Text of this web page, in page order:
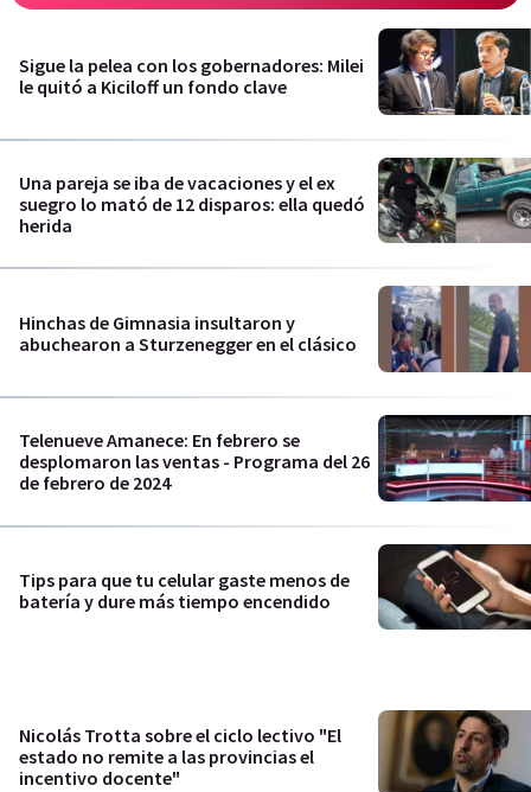
Sigue la pelea con los gobernadores: Milei
le quitó a Kiciloff un fondo clave
Una pareja se iba de vacaciones y el ex
suegro lo mató de 12 disparos: ella quedó
herida
Hinchas de Gimnasia insultaron y
abuchearon a Sturzenegger en el clásico
Telenueve Amanece: En febrero se
desplomaron las ventas - Programa del 26
de febrero de 2024
Tips para que tu celular gaste menos de
batería y dure más tiempo encendido
Nicolás Trotta sobre el ciclo lectivo "El
estado no remite a las provincias el
incentivo docente"